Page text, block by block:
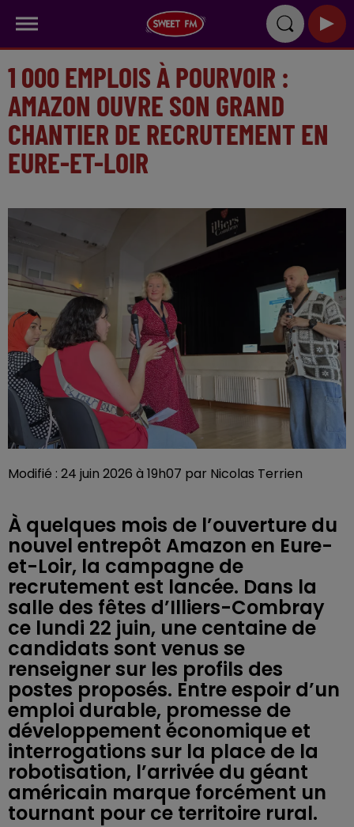
1 000 EMPLOIS À POURVOIR :
AMAZON OUVRE SON GRAND
CHANTIER DE RECRUTEMENT EN
EURE-ET-LOIR
Modifié : 24 juin 2026 à 19h07 par Nicolas Terrien
À quelques mois de l’ouverture du
nouvel entrepôt Amazon en Eure-
et-Loir, la campagne de
recrutement est lancée. Dans la
salle des fêtes d’Illiers-Combray
ce lundi 22 juin, une centaine de
candidats sont venus se
renseigner sur les profils des
postes proposés. Entre espoir d’un
emploi durable, promesse de
développement économique et
interrogations sur la place de la
robotisation, l’arrivée du géant
américain marque forcément un
tournant pour ce territoire rural.